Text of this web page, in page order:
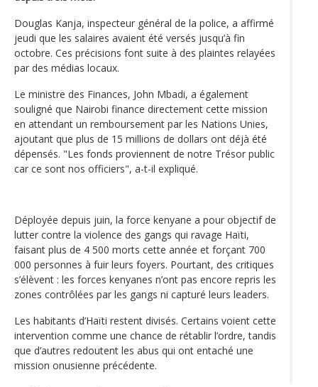
Douglas Kanja, inspecteur général de la police, a affirmé
jeudi que les salaires avaient été versés jusqu’à fin
octobre. Ces précisions font suite à des plaintes relayées
par des médias locaux.
Le ministre des Finances, John Mbadi, a également
souligné que Nairobi finance directement cette mission
en attendant un remboursement par les Nations Unies,
ajoutant que plus de 15 millions de dollars ont déjà été
dépensés. "Les fonds proviennent de notre Trésor public
car ce sont nos officiers", a-t-il expliqué.
Déployée depuis juin, la force kenyane a pour objectif de
lutter contre la violence des gangs qui ravage Haïti,
faisant plus de 4 500 morts cette année et forçant 700
000 personnes à fuir leurs foyers. Pourtant, des critiques
s’élèvent : les forces kenyanes n’ont pas encore repris les
zones contrôlées par les gangs ni capturé leurs leaders.
Les habitants d’Haïti restent divisés. Certains voient cette
intervention comme une chance de rétablir l’ordre, tandis
que d’autres redoutent les abus qui ont entaché une
mission onusienne précédente.